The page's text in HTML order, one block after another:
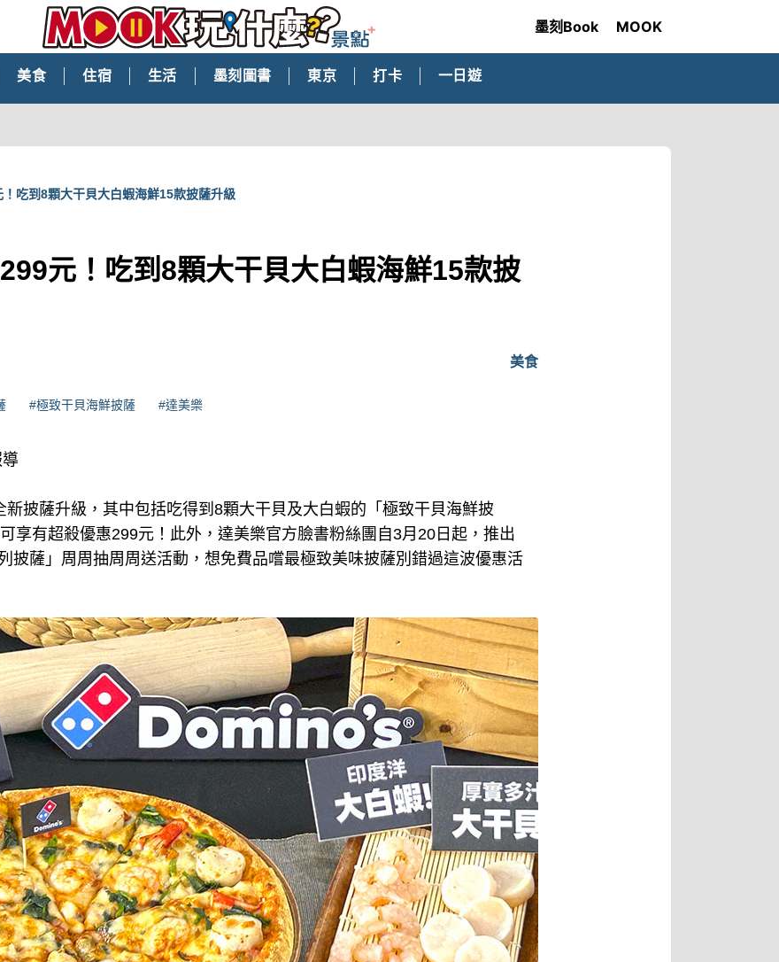
墨刻Book MOOK
美食 住宿 生活 墨刻圖書 東京 打卡 一日遊
吃到8顆大干貝大白蝦海鮮15款披薩升級
元！吃到8顆大干貝大白蝦海鮮15款披
美食
#極致干貝海鮮披薩 #達美樂
披薩升級，其中包括吃得到8顆大干貝及大白蝦的「極致干貝海鮮披
享有超殺優惠299元！此外，達美樂官方臉書粉絲團自3月20日起，推出
披薩」周周抽周周送活動，想免費品嚐最極致美味披薩別錯過這波優惠活